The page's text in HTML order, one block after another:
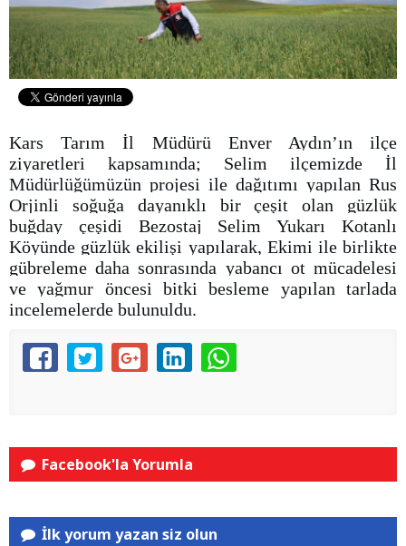
Kars Tarım İl Müdürü Enver Aydın’ın ilçe
ziyaretleri kapsamında; Selim ilçemizde İl
Müdürlüğümüzün projesi ile dağıtımı yapılan Rus
Orjinli soğuğa dayanıklı bir çeşit olan güzlük
buğday çeşidi Bezostaj Selim Yukarı Kotanlı
Köyünde güzlük ekilişi yapılarak, Ekimi ile birlikte
gübreleme daha sonrasında yabancı ot mücadelesi
ve yağmur öncesi bitki besleme yapılan tarlada
incelemelerde bulunuldu.
Facebook'la Yorumla
İlk yorum yazan siz olun